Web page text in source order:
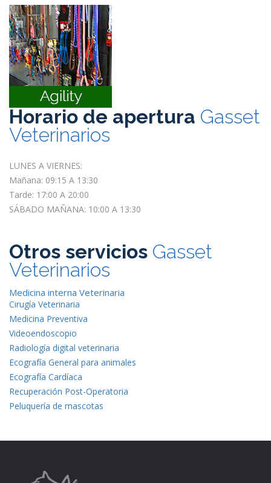
Horario de apertura Gasset
Veterinarios
LUNES A VIERNES:
Mañana: 09:15 A 13:30
Tarde: 17:00 A 20:00
SÁBADO MAÑANA: 10:00 A 13:30
Otros servicios Gasset
Veterinarios
Medicina interna Veterinaria
Cirugía Veterinaria
Medicina Preventiva
Videoendoscopio
Radiología digital veterinaria
Ecografía General para animales
Ecografía Cardíaca
Recuperación Post-Operatoria
Peluquería de mascotas